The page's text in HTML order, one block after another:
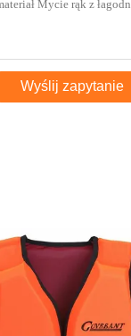
Wyślij zapytanie